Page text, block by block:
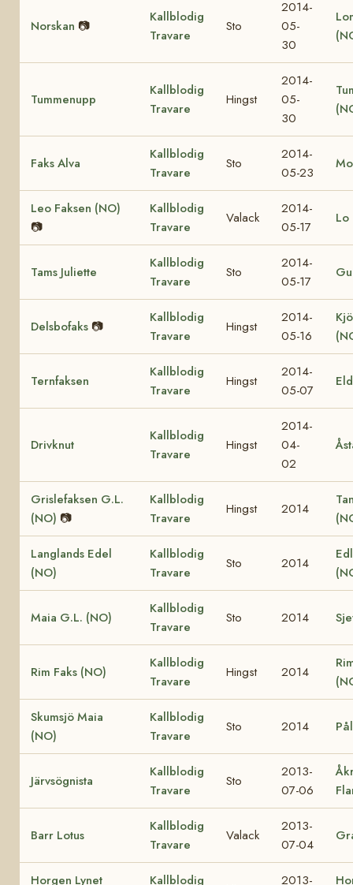
Norskan 📷
Kallblodig
Travare
Sto
2014-
05-
30
Tummenupp
Kallblodig
Travare
Hingst
2014-
05-
30
Faks Alva
Kallblodig
Travare
Sto
2014-
05-23
Leo Faksen (NO)
📷
Kallblodig
Travare
Valack
2014-
05-17
Lo
Tams Juliette
Kallblodig
Travare
Sto
2014-
05-17
Delsbofaks 📷
Kallblodig
Travare
Hingst
2014-
05-16
Ternfaksen
Kallblodig
Travare
Hingst
2014-
05-07
Drivknut
Kallblodig
Travare
Hingst
2014-
04-
02
Grislefaksen G.L.
(NO) 📷
Kallblodig
Travare
Hingst 2014
Langlands Edel
(NO)
Kallblodig
Travare
Sto 2014
Maia G.L. (NO)
Kallblodig
Travare
Sto 2014
Rim Faks (NO)
Kallblodig
Travare
Hingst 2014
Skumsjö Maia
(NO)
Kallblodig
Travare
Sto 2014
Järvsögnista
Kallblodig
Travare
Sto
2013-
07-06
Barr Lotus
Kallblodig
Travare
Valack
2013-
07-04
Horgen Lynet
Kallblodig
2013-